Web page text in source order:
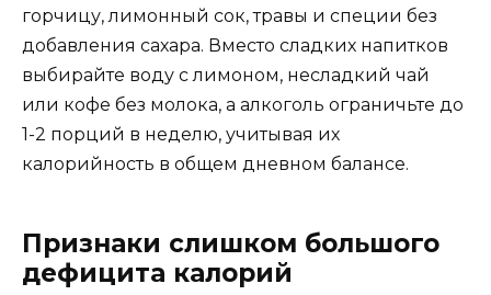
горчицу, лимонный сок, травы и специи без
добавления сахара. Вместо сладких напитков
выбирайте воду с лимоном, несладкий чай
или кофе без молока, а алкоголь ограничьте до
1-2 порций в неделю, учитывая их
калорийность в общем дневном балансе.
Признаки слишком большого
дефицита калорий